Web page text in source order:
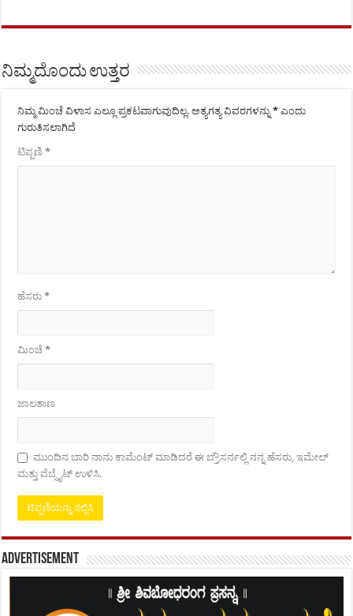
ನಿಮ್ಮದೊಂದು ಉತ್ತರ
ನಿಮ್ಮ ಮಿಂಚೆ ವಿಳಾಸ ಎಲ್ಲೂ ಪ್ರಕಟವಾಗುವುದಿಲ್ಲ. ಅತ್ಯಗತ್ಯ ವಿವರಗಳನ್ನು* ಎಂದು
ಗುರುತಿಸಲಾಗಿದೆ
ಟಿಪ್ಪಣಿ*
ಹೆಸರು*
ಮಿಂಚೆ*
ಜಾಲತಾಣ
ಮುಂದಿನ ಬಾರಿ ನಾನು ಕಾಮೆಂಟ್ ಮಾಡಿದರೆ ಈ ಬ್ರೌಸರ್ನಲ್ಲಿ ನನ್ನ ಹೆಸರು, ಇಮೇಲ್
ಮತ್ತು ವೆಬ್ಸೈಟ್ ಉಳಿಸಿ.
Advertisement